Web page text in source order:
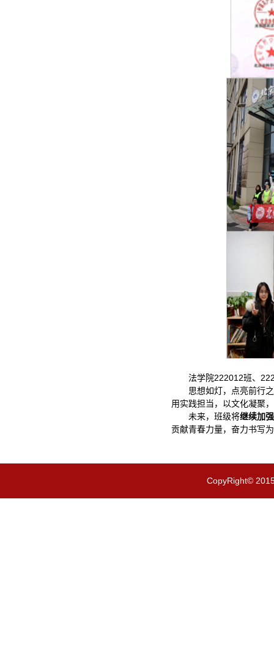
法学院222012班、
思想如灯，点亮前行
用实践担当，以文化凝聚
未来，班级将继续加
贡献青春力量，奋力书写
CopyRight©